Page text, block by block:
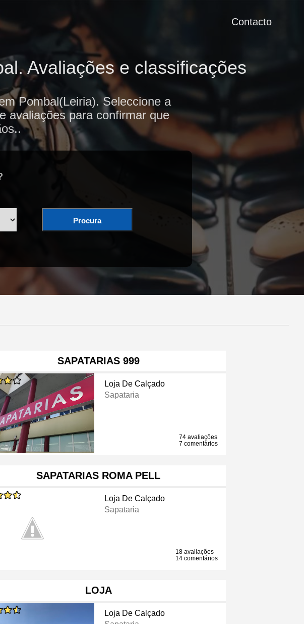
Contacto
Avaliações e classificações
Pombal(Leiria). Seleccione a
avaliações para confirmar que
Procura
SAPATARIAS 999
Loja De Calçado
Sapataria
74 avaliações
7 comentários
SAPATARIAS ROMA PELL
Loja De Calçado
Sapataria
18 avaliações
14 comentários
LOJA
Loja De Calçado